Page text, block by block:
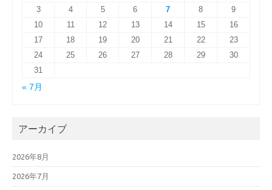
3
4 5 6 7 8
9
10
11 12 13 14 15
16
17
18 19 20 21 22
23
24
25 26 27 28 29
30
31
« 7月
アーカイブ
2026年8月
2026年7月